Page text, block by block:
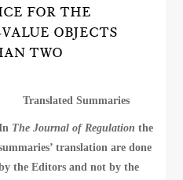
FOR THE
OBJECTS
TWO
Translated Summaries
The Journal of Regulation the
translation are done
the Editors and not by the